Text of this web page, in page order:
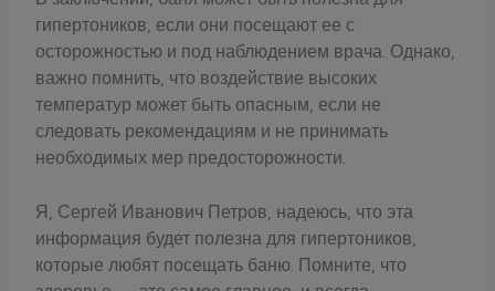
гипертоников, если они посещают ее с
осторожностью и под наблюдением врача. Однако,
важно помнить, что воздействие высоких
температур может быть опасным, если не
следовать рекомендациям и не принимать
необходимых мер предосторожности.
Я, Сергей Иванович Петров, надеюсь, что эта
информация будет полезна для гипертоников,
которые любят посещать баню. Помните, что